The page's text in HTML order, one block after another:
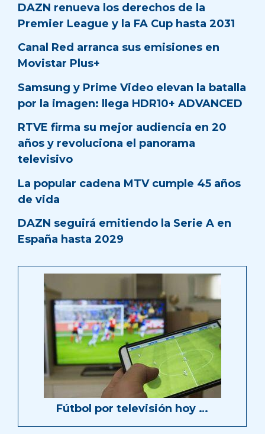
DAZN renueva los derechos de la
Premier League y la FA Cup hasta 2031
Canal Red arranca sus emisiones en
Movistar Plus+
Samsung y Prime Video elevan la batalla
por la imagen: llega HDR10+ ADVANCED
RTVE firma su mejor audiencia en 20
años y revoluciona el panorama
televisivo
La popular cadena MTV cumple 45 años
de vida
DAZN seguirá emitiendo la Serie A en
España hasta 2029
Fútbol por televisión hoy …